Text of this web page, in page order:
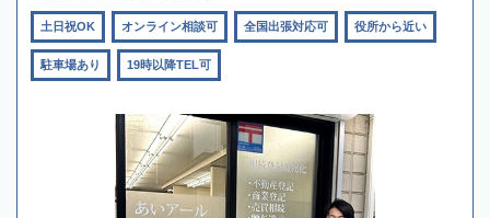
土日祝OK オンライン相談可 全国出張対応可 役所から近い
駐車場あり 19時以降TEL可